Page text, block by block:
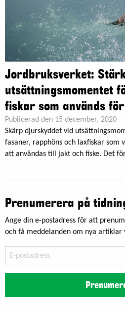
Jordbruksverket:
utsättningsmomentet
fiskar som används
Publicerad den 15 december, 2020
Skärp djurskyddet vid
fasaner, rapphöns och laxfiskar
att användas till jakt och fiske. Det
Prenumerera på
Ange din e-postadress för att
och få meddelanden om nya artiklar
postadress